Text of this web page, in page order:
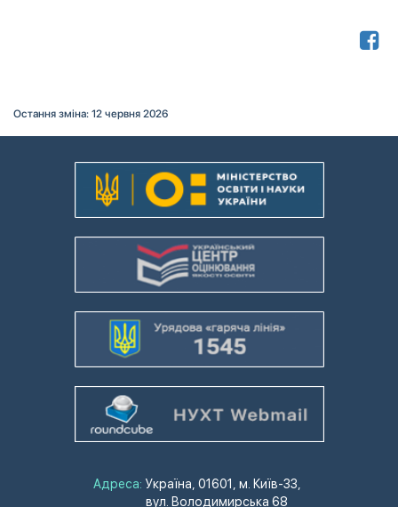
Остання зміна: 12 червня 2026
Адреса: Україна, 01601, м. Київ-33,
вул. Володимирська 68